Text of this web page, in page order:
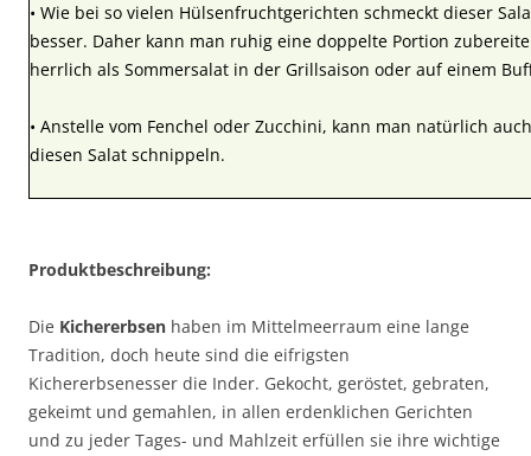
• Wie bei so vielen Hülsenfruchtgerichten schmeckt dieser
besser. Daher kann man ruhig eine doppelte Portion
herrlich als Sommersalat in der Grillsaison oder auf einem
• Anstelle vom Fenchel oder Zucchini, kann man natürlich
diesen Salat schnippeln.
Produktbeschreibung:
Die Kichererbsen haben im Mittelmeerraum eine lange
Tradition, doch heute sind die eifrigsten
Kichererbsenesser die Inder. Gekocht, geröstet, gebraten,
gekeimt und gemahlen, in allen erdenklichen Gerichten
und zu jeder Tages- und Mahlzeit erfüllen sie ihre wichtige